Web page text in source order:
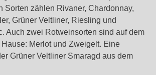
Sorten zählen Rivaner, Chardonnay,
Grüner Veltliner, Riesling und
Auch zwei Rotweinsorten sind auf dem
Merlot und Zweigelt. Eine
Grüner Veltliner Smaragd aus dem